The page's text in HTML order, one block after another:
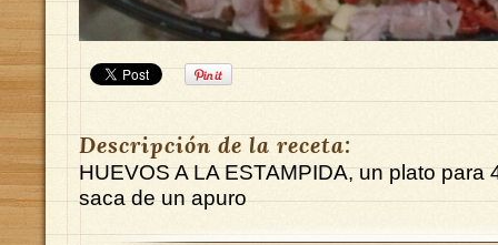
Descripción de la receta:
HUEVOS A LA ESTAMPIDA, un plato para
saca de un apuro